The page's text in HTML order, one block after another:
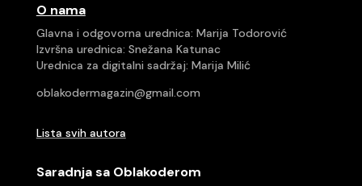
O nama
Glavna i odgovorna urednica: Marija Todorović
Izvršna urednica: Snežana Katunac
Urednica za digitalni sadržaj: Marija Milić
oblakodermagazin@gmail.com
Lista svih autora
Saradnja sa Oblakoderom